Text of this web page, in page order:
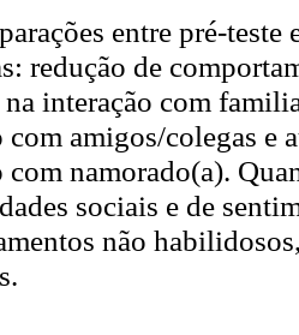
entre pré-
redução de
interação com
com amigos/colegas e
com namorado(a).
sociais e de
não